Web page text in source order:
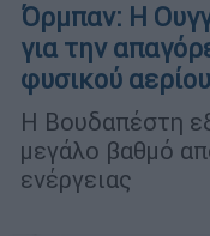
Όρμπαν: Η
για την
φυσικού αερίου
Η Βουδαπέστη
μεγάλο βαθμό
ενέργειας